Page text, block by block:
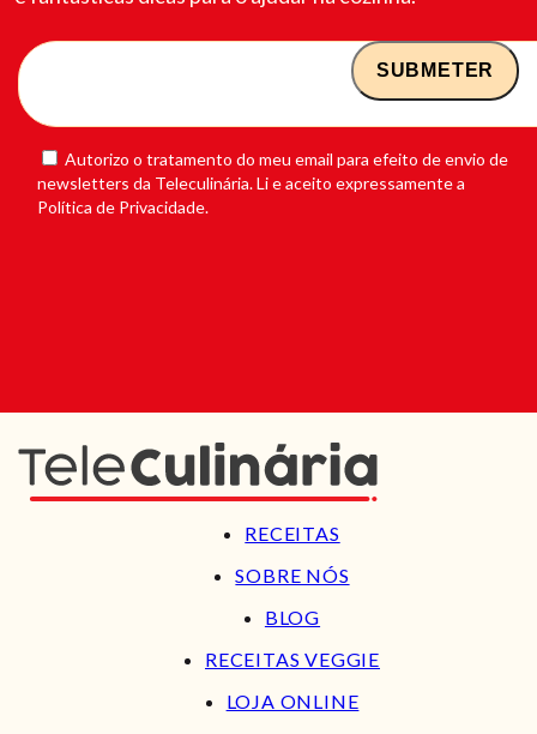
Autorizo o tratamento do meu email para efeito de envio de
newsletters da Teleculinária. Li e aceito expressamente a
Política de Privacidade.
RECEITAS
SOBRE NÓS
BLOG
RECEITAS VEGGIE
LOJA ONLINE